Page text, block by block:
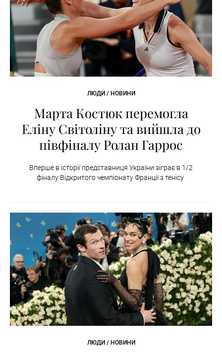
ЛЮДИ / НОВИНИ
Марта Костюк перемогла
Еліну Світоліну та вийшла до
півфіналу Ролан Гаррос
Вперше в історії представниця України зіграє в 1/2
фіналу Відкритого чемпіонату Франції з тенісу
ЛЮДИ / НОВИНИ